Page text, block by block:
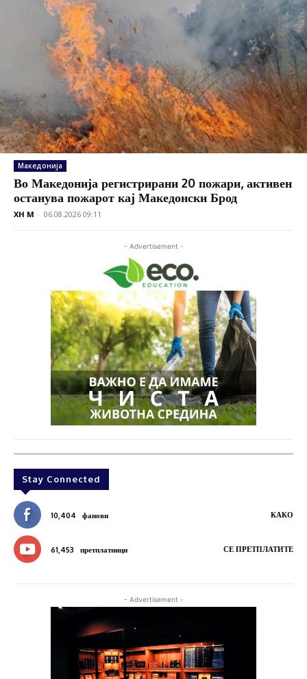
Македонија
Во Македонија регистрирани 20 пожари, активен
останува пожарот кај Македонски Брод
XH M - 06.08.2026 09:11
- Advertisement -
Stay Connected
10,404 фанови КАКО
61,453 претплатници СЕ ПРЕТПЛАТИТЕ
- Advertisement -